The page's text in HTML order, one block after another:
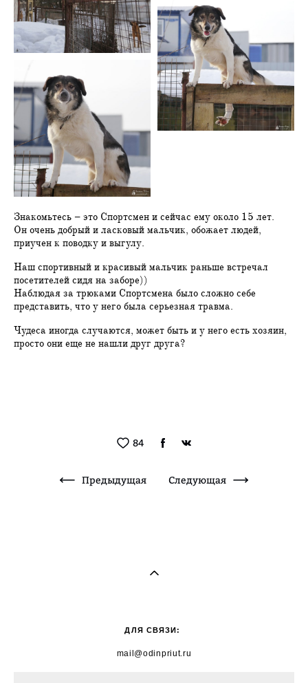
Знакомьтесь – это Спортсмен и сейчас ему около 15 лет.
Он очень добрый и ласковый мальчик, обожает людей,
приучен к поводку и выгулу.
Наш спортивный и красивый мальчик раньше встречал
посетителей сидя на заборе))
Наблюдая за трюками Спортсмена было сложно себе
представить, что у него была серьезная травма.
Чудеса иногда случаются, может быть и у него есть хозяин,
просто они еще не нашли друг друга?
84
Предыдущая Следующая
ДЛЯ СВЯЗИ:
mail@odinpriut.ru